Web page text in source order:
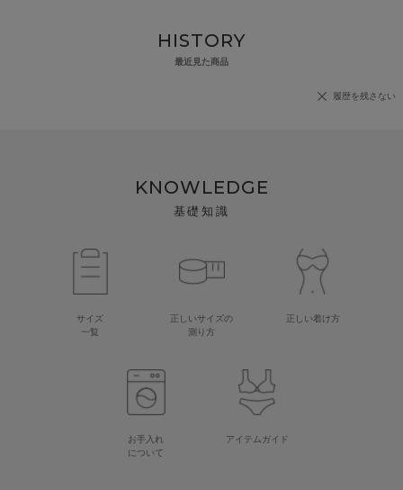
HISTORY
最近見た商品
履歴を残さない
KNOWLEDGE
基礎知識
サイズ
一覧
正しいサイズの
測り方
正しい着け方
お手入れ
について
アイテムガイド